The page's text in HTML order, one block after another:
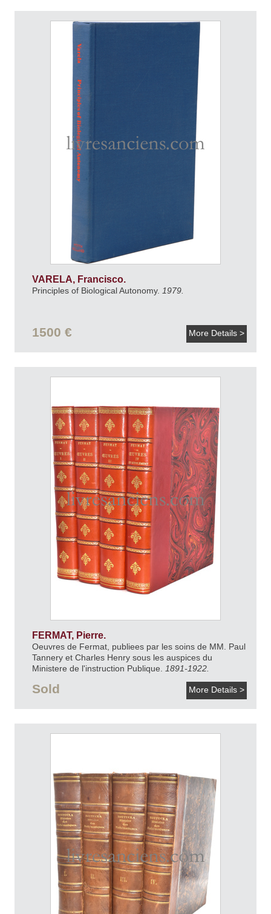
VARELA, Francisco.
Principles of Biological Autonomy. 1979.
1500 € More Details >
FERMAT, Pierre.
Oeuvres de Fermat, publiees par les soins de MM. Paul
Tannery et Charles Henry sous les auspices du
Ministere de l'instruction Publique.
1891-1922.
Sold More Details >